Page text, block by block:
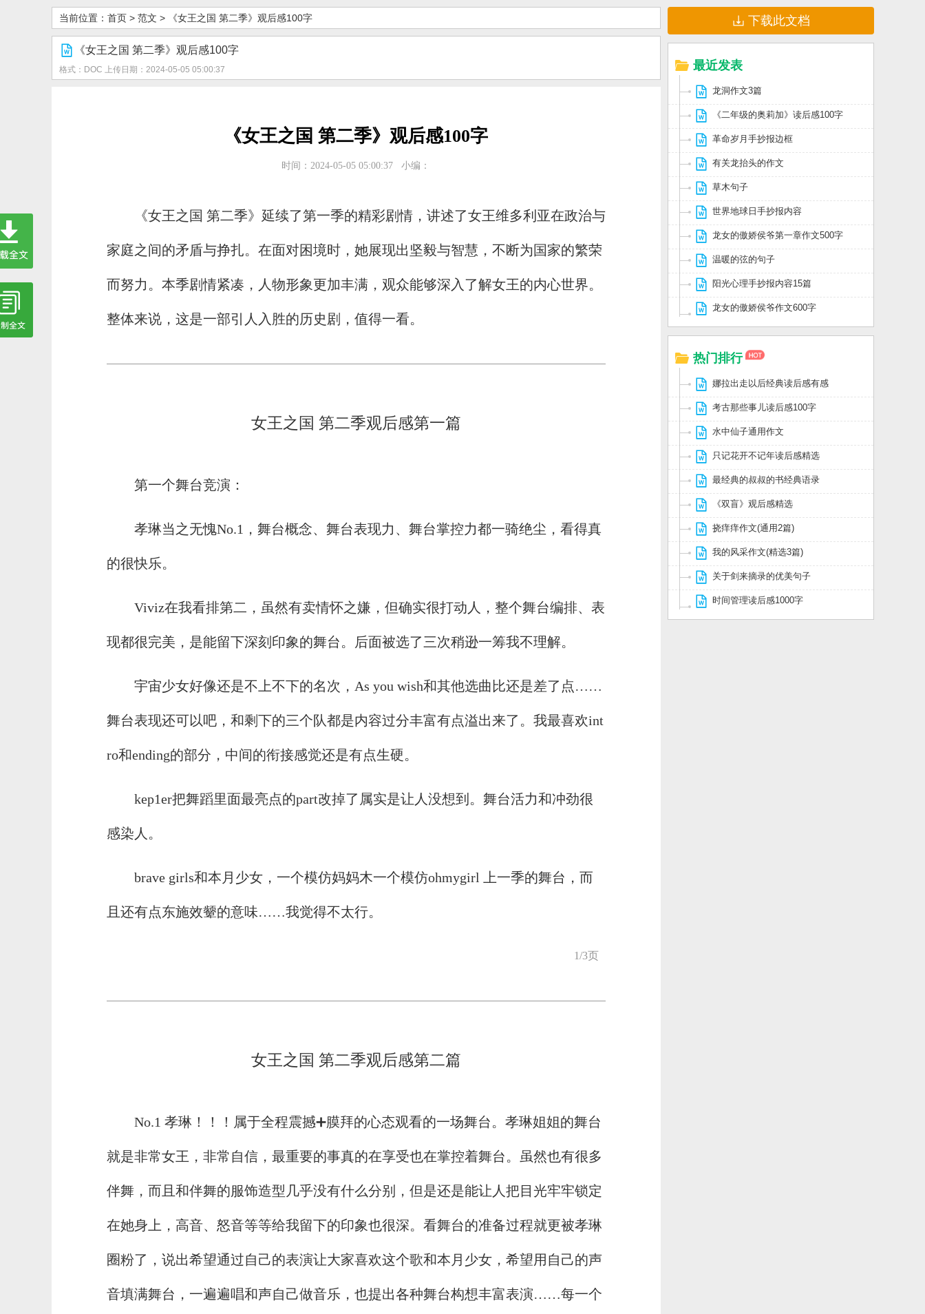
当前位置： 首页> 范文 > 《女王之国 第二季》观后感100字
《女王之国 第二季》观后感100字
格式：DOC 上传日期：2024-05-05 05:00:37
《女王之国 第二季》观后感100字
时间：2024-05-05 05:00:37 小编：
《女王之国 第二季》延续了第一季的精彩剧情，讲述了女王维多利亚在政治与
家庭之间的矛盾与挣扎。在面对困境时，她展现出坚毅与智慧，不断为国家的繁荣
而努力。本季剧情紧凑，人物形象更加丰满，观众能够深入了解女王的内心世界。
整体来说，这是一部引人入胜的历史剧，值得一看。
女王之国 第二季观后感第一篇
第一个舞台竞演：
孝琳当之无愧No.1，舞台概念、舞台表现力、舞台掌控力都一骑绝尘，看得真
的很快乐。
Viviz在我看排第二，虽然有卖情怀之嫌，但确实很打动人，整个舞台编排、表
现都很完美，是能留下深刻印象的舞台。后面被选了三次稍逊一筹我不理解。
宇宙少女好像还是不上不下的名次，As you wish和其他选曲比还是差了点……
舞台表现还可以吧，和剩下的三个队都是内容过分丰富有点溢出来了。我最喜欢int
ro和ending的部分，中间的衔接感觉还是有点生硬。
kep1er把舞蹈里面最亮点的part改掉了属实是让人没想到。舞台活力和冲劲很
感染人。
brave girls和本月少女，一个模仿妈妈木一个模仿ohmygirl 上一季的舞台，而
且还有点东施效颦的意味……我觉得不太行。
1/3页
女王之国 第二季观后感第二篇
No.1 孝琳！！！属于全程震撼➕膜拜的心态观看的一场舞台。孝琳姐姐的舞台
就是非常女王，非常自信，最重要的事真的在享受也在掌控着舞台。虽然也有很多
伴舞，而且和伴舞的服饰造型几乎没有什么分别，但是还是能让人把目光牢牢锁定
在她身上，高音、怒音等等给我留下的印象也很深。看舞台的准备过程就更被孝琳
圈粉了，说出希望通过自己的表演让大家喜欢这个歌和本月少女，希望用自己的声
音填满舞台，一遍遍唱和声自己做音乐，也提出各种舞台构想丰富表演……每一个
下载此文档
最近发表
龙洞作文3篇
《二年级的奥莉加》读后感100字
革命岁月手抄报边框
有关龙抬头的作文
草木句子
世界地球日手抄报内容
龙女的傲娇侯爷第一章作文500字
温暖的弦的句子
阳光心理手抄报内容15篇
龙女的傲娇侯爷作文600字
热门排行
娜拉出走以后经典读后感有感
考古那些事儿读后感100字
水中仙子通用作文
只记花开不记年读后感精选
最经典的叔叔的书经典语录
《双盲》观后感精选
挠痒痒作文(通用2篇)
我的风采作文(精选3篇)
关于剑来摘录的优美句子
时间管理读后感1000字